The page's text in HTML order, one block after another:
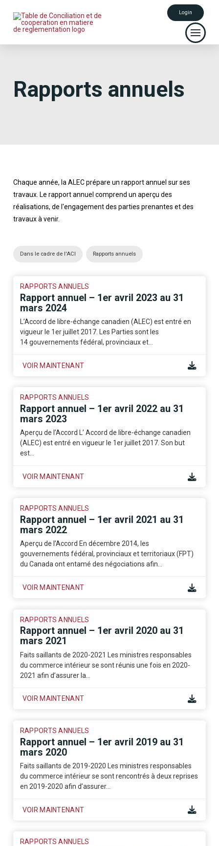
Login
Rapports annuels
Chaque année, la ALEC prépare un rapport annuel sur ses
travaux. Le rapport annuel comprend un aperçu des
réalisations, de l'engagement des parties prenantes et des
travaux à venir.
Dans le cadre de l'ACI Rapports annuels
RAPPORTS ANNUELS
Rapport annuel – 1er avril 2023 au 31
mars 2024
L’Accord de libre-échange canadien (ALEC) est entré en
vigueur le 1er juillet 2017. Les Parties sont les
14 gouvernements fédéral, provinciaux et…
VOIR MAINTENANT
RAPPORTS ANNUELS
Rapport annuel – 1er avril 2022 au 31
mars 2023
Aperçu de l’Accord L’ Accord de libre-échange canadien
(ALEC) est entré en vigueur le 1er juillet 2017. Son but
est…
VOIR MAINTENANT
RAPPORTS ANNUELS
Rapport annuel – 1er avril 2021 au 31
mars 2022
Aperçu de l’Accord En décembre 2014, les
gouvernements fédéral, provinciaux et territoriaux (FPT)
du Canada ont entamé des négociations afin…
VOIR MAINTENANT
RAPPORTS ANNUELS
Rapport annuel – 1er avril 2020 au 31
mars 2021
Faits saillants de 2020-2021 Les ministres responsables
du commerce intérieur se sont réunis une fois en 2020-
2021 afin d’assurer la…
VOIR MAINTENANT
RAPPORTS ANNUELS
Rapport annuel – 1er avril 2019 au 31
mars 2020
Faits saillants de 2019-2020 Les ministres responsables
du commerce intérieur se sont rencontrés à deux reprises
en 2019-2020 afin d’assurer…
VOIR MAINTENANT
RAPPORTS ANNUELS